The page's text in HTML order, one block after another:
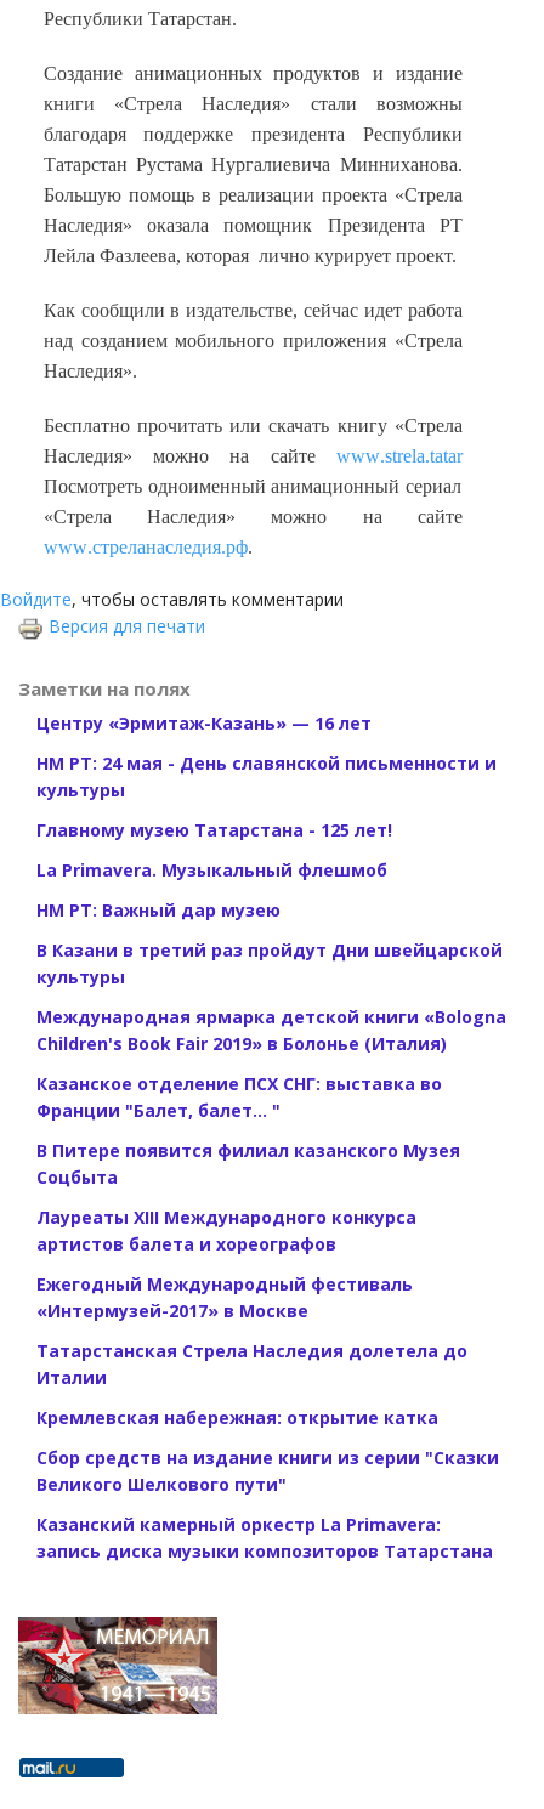
Республики Татарстан.
Создание анимационных продуктов и издание
книги «Стрела Наследия» стали возможны
благодаря поддержке президента Республики
Татарстан Рустама Нургалиевича Минниханова.
Большую помощь в реализации проекта «Стрела
Наследия» оказала помощник Президента РТ
Лейла Фазлеева, которая лично курирует проект.
Как сообщили в издательстве, сейчас идет работа
над созданием мобильного приложения «Стрела
Наследия».
Бесплатно прочитать или скачать книгу «Стрела
Наследия» можно на сайте www.strela.tatar
Посмотреть одноименный анимационный сериал
«Стрела Наследия» можно на сайте
www.стреланаследия.рф.
Войдите, чтобы оставлять комментарии
Версия для печати
Заметки на полях
Центру «Эрмитаж-Казань» — 16 лет
НМ РТ: 24 мая - День славянской письменности и
культуры
Главному музею Татарстана - 125 лет!
La Primavera. Музыкальный флешмоб
НМ РТ: Важный дар музею
В Казани в третий раз пройдут Дни швейцарской
культуры
Международная ярмарка детской книги «Bologna
Children's Book Fair 2019» в Болонье (Италия)
Казанское отделение ПСХ СНГ: выставка во
Франции "Балет, балет... "
В Питере появится филиал казанского Музея
Соцбыта
Лауреаты XIII Международного конкурса
артистов балета и хореографов
Ежегодный Международный фестиваль
«Интермузей-2017» в Москве
Татарстанская Стрела Наследия долетела до
Италии
Кремлевская набережная: открытие катка
Сбор средств на издание книги из серии "Сказки
Великого Шелкового пути"
Казанский камерный оркестр La Primavera:
запись диска музыки композиторов Татарстана